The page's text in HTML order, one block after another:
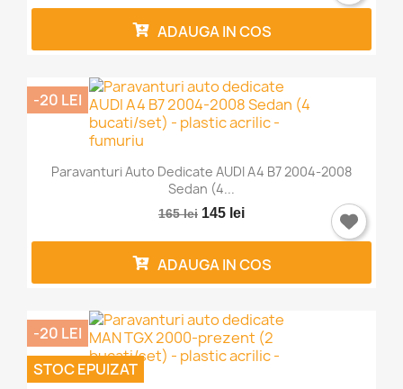
ADAUGA IN COS
Paravanturi Auto Dedicate AUDI A4 B7 2004-2008
Sedan (4...
165 lei 145 lei
-20 LEI
ADAUGA IN COS
-20 LEI
STOC EPUIZAT
Intra in cont